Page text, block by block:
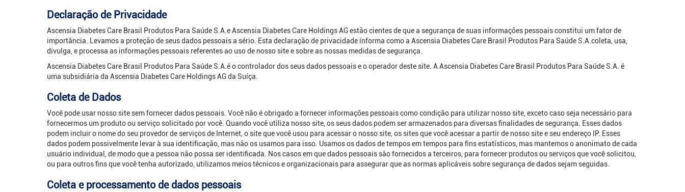
Declaração de Privacidade
Ascensia Diabetes Care Brasil Produtos Para Saúde S.A.e Ascensia Diabetes Care Holdings AG estão cientes de que a segurança de suas informações pessoais constitui um fator de
importância. Levamos a proteção de seus dados pessoais a sério. Esta declaração de privacidade informa como a Ascensia Diabetes Care Brasil Produtos Para Saúde S.A.coleta, usa,
divulga, e processa as informações pessoais referentes ao uso de nosso site e sobre as nossas medidas de segurança.
Ascensia Diabetes Care Brasil Produtos Para Saúde S.A.é o controlador dos seus dados pessoais e o operador deste site. A Ascensia Diabetes Care Brasil Produtos Para Saúde S.A. é
uma subsidiária da Ascensia Diabetes Care Holdings AG da Suíça.
Coleta de Dados
Você pode usar nosso site sem fornecer dados pessoais. Você não é obrigado a fornecer informações pessoais como condição para utilizar nosso site, exceto caso seja necessário para
fornecermos um produto ou serviço solicitado por você. Quando você utiliza nosso site, os seus dados podem ser armazenados para diversas finalidades de segurança. Esses dados
podem incluir o nome do seu provedor de serviços de Internet, o site que você usou para acessar o nosso site, os sites que você acessar a partir de nosso site e seu endereço IP. Esses
dados podem possivelmente levar à sua identificação, mas não os usamos para isso. Usamos os dados de tempos em tempos para fins estatísticos, mas mantemos o anonimato de cada
usuário individual, de modo que a pessoa não possa ser identificada. Nos casos em que dados pessoais são fornecidos a terceiros, para fornecer produtos ou serviços que você solicitou,
ou para outros fins que você tenha autorizado, utilizamos meios técnicos e organizacionais para assegurar que as normas aplicáveis sobre segurança de dados sejam seguidas.
Coleta e processamento de dados pessoais